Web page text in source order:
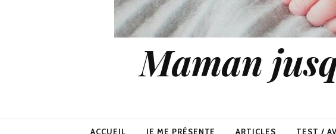
Maman
ACCUEIL JE ME PRÉSENTE ARTICLES TEST /